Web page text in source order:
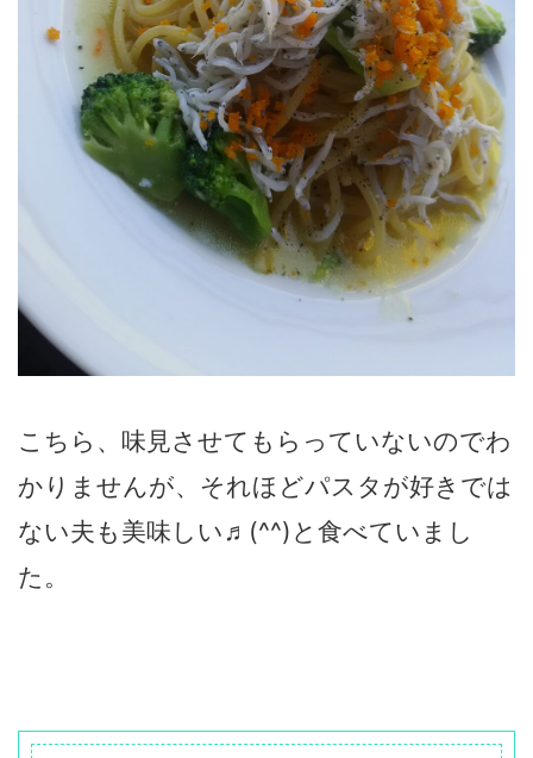
こちら、味見させてもらっていないのでわ
かりませんが、それほどパスタが好きでは
ない夫も美味しい♬(^^)と食べていまし
た。